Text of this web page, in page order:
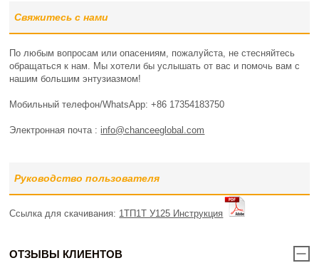
Свяжитесь с нами
По любым вопросам или опасениям, пожалуйста, не стесняйтесь
обращаться к нам. Мы хотели бы услышать от вас и помочь вам с
нашим большим энтузиазмом!
Мобильный телефон/WhatsApp: +86 17354183750
Электронная почта : info@chanceeglobal.com
Руководство пользователя
Ссылка для скачивания: 1ТП1Т У125 Инструкция
ОТЗЫВЫ КЛИЕНТОВ